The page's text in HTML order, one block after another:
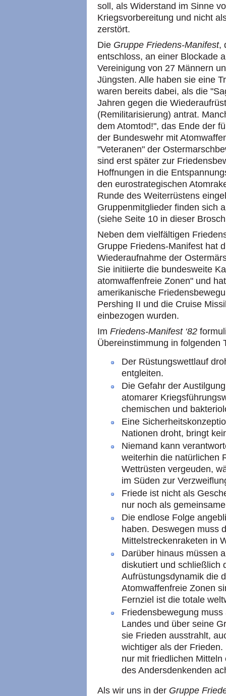
soll, als Widerstand im Sinne
Kriegsvorbereitung und nicht
zerstört.
Die Gruppe Friedens-Manifest,
entschloss, an einer Blockade
Vereinigung von 27 Männern
Jüngsten. Alle haben sie eine
waren bereits dabei, als die
Jahren gegen die
(Remilitarisierung) antrat.
dem Atomtod!", das Ende der
der Bundeswehr mit
"Veteranen" der
sind erst später zur
Hoffnungen in die
den eurostrategischen
Runde des Weiterrüstens
Gruppenmitglieder finden sich
(siehe Seite 10 in dieser
Neben dem vielfältigen
Gruppe Friedens-Manifest hat
Wiederaufnahme der
Sie initiierte die bundesweite
atomwaffenfreie Zonen" und
amerikanische
Pershing II und die Cruise
einbezogen wurden.
Im Friedens-Manifest ‘82
Übereinstimmung in folgenden
Der Rüstungswettlauf
entgleiten.
Die Gefahr der
atomarer
chemischen und
Eine
Nationen droht, bringt
Niemand kann
weiterhin die natürlichen
Wettrüsten vergeuden,
im Süden zur
Friede ist nicht als
nur noch als
Die endlose Folge
haben. Deswegen muss
Mittelstreckenraketen in
Darüber hinaus müssen
diskutiert und schließlich
Aufrüstungsdynamik die
Atomwaffenfreie Zonen
Fernziel ist die totale
Friedensbewegung
Landes und über seine
sie Frieden ausstrahlt,
wichtiger als der
nur mit friedlichen
des Andersdenkenden
Als wir uns in der Gruppe